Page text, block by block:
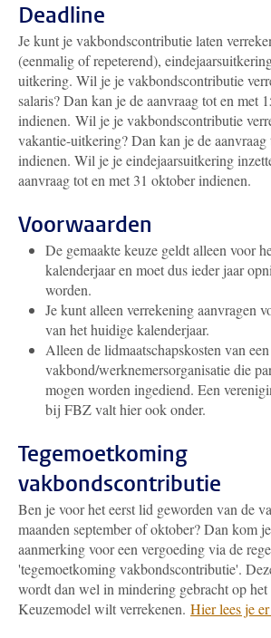
Deadline
Je kunt je vakbondscontributie laten
(eenmalig of repeterend),
uitkering. Wil je je vakbondscontributie
salaris? Dan kan je de aanvraag tot en met
indienen. Wil je je vakbondscontributie
vakantie-uitkering? Dan kan je de
indienen. Wil je je eindejaarsuitkering
aanvraag tot en met 31 oktober indienen.
Voorwaarden
De gemaakte keuze geldt alleen voor
kalenderjaar en moet dus ieder jaar
worden.
Je kunt alleen verrekening aanvragen
van het huidige kalenderjaar.
Alleen de lidmaatschapskosten van een
vakbond/werknemersorganisatie die
mogen worden ingediend. Een
bij FBZ valt hier ook onder.
Tegemoetkoming
vakbondscontributie
Ben je voor het eerst lid geworden van de
maanden september of oktober? Dan kom
aanmerking voor een vergoeding via de
'tegemoetkoming vakbondscontributie'.
wordt dan wel in mindering gebracht op
Keuzemodel wilt verrekenen. Hier lees je